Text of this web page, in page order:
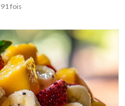
fois